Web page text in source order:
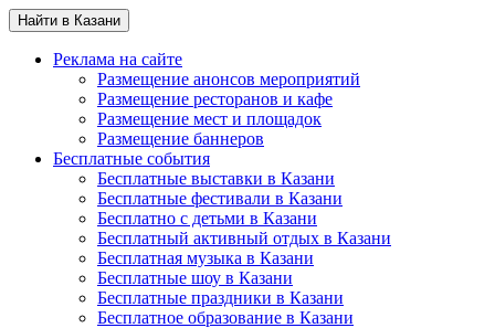
Найти в Казани
Реклама на сайте
Размещение анонсов мероприятий
Размещение ресторанов и кафе
Размещение мест и площадок
Размещение баннеров
Бесплатные события
Бесплатные выставки в Казани
Бесплатные фестивали в Казани
Бесплатно с детьми в Казани
Бесплатный активный отдых в Казани
Бесплатная музыка в Казани
Бесплатные шоу в Казани
Бесплатные праздники в Казани
Бесплатное образование в Казани